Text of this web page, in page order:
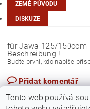
ZEMĚ PŮVODU
DISKUZE
für Jawa 125/150ccm
Beschreibung !
Buďte první, kdo napíše
Přidat komentář
Tento web používá